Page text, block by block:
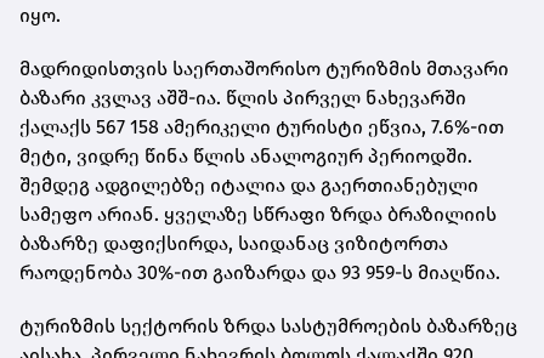
იყო.
მადრიდისთვის საერთაშორისო ტურიზმის მთავარი
ბაზარი კვლავ აშშ-ია. წლის პირველ ნახევარში
ქალაქს 567 158 ამერიკელი ტურისტი ეწვია, 7.6%-ით
მეტი, ვიდრე წინა წლის ანალოგიურ პერიოდში.
შემდეგ ადგილებზე იტალია და გაერთიანებული
სამეფო არიან. ყველაზე სწრაფი ზრდა ბრაზილიის
ბაზარზე დაფიქსირდა, საიდანაც ვიზიტორთა
რაოდენობა 30%-ით გაიზარდა და 93 959-ს მიაღწია.
ტურიზმის სექტორის ზრდა სასტუმროების ბაზარზეც